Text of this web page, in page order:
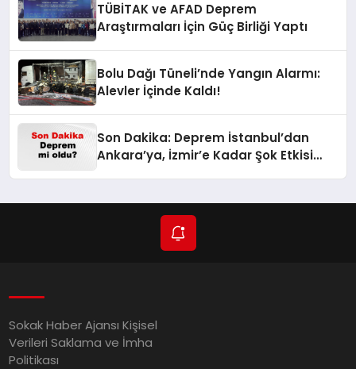
TÜBİTAK ve AFAD Deprem
Araştırmaları İçin Güç Birliği Yaptı
Bolu Dağı Tüneli’nde Yangın Alarmı:
Alevler İçinde Kaldı!
Son Dakika: Deprem İstanbul’dan
Ankara’ya, İzmir’e Kadar Şok Etkisi
Sokak Haber Ajansı Kişisel
Verileri Saklama ve İmha
Politikası